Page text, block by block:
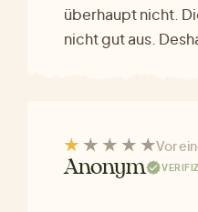
überhaupt nicht.
nicht gut aus.
Vor
Anonym